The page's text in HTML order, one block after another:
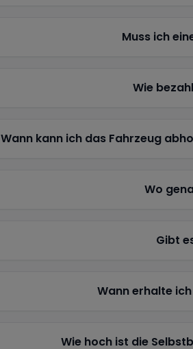
Muss ich
Wie
Wann kann ich das Fahrzeug
Wo
Gibt
Wann erhalte
Wie hoch ist die